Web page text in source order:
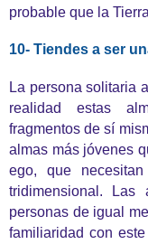
probable que la
10- Tiendes a ser
La persona solitaria
realidad estas
fragmentos de sí
almas más jóvenes
ego, que
tridimensional.
personas de igual
familiaridad con